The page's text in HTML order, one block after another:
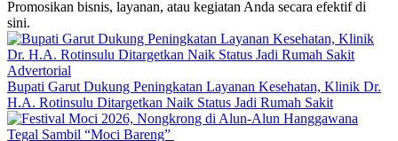
Promosikan bisnis, layanan, atau kegiatan Anda secara efektif di
sini.
Advertorial
Bupati Garut Dukung Peningkatan Layanan Kesehatan, Klinik Dr.
H.A. Rotinsulu Ditargetkan Naik Status Jadi Rumah Sakit